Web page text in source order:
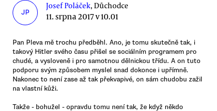
JP
Josef Poláček, Důchodce
11. srpna 2017 v 10.01
Pan Pleva mě trochu předběhl. Ano, je tomu skutečně tak, i
takový Hitler svého času přišel se sociálním programem pro
chudé, a vysloveně i pro samotnou dělnickou třídu. A on tuto
podporu svým způsobem myslel snad dokonce i upřímně.
Nakonec to není zase až tak překvapivé, on sám chudobu zažil
na vlastní kůži.
Takže - bohužel - opravdu tomu není tak, že když někdo